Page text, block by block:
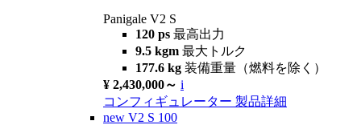
Panigale V2 S
120 ps 最高出力
9.5 kgm 最大トルク
177.6 kg 装備重量（燃料を除く）
¥ 2,430,000～ i
コンフィギュレーター 製品詳細
new V2 S 100